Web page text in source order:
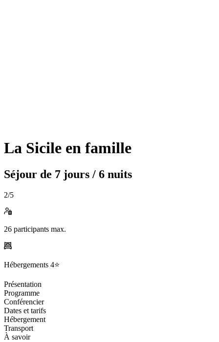
La Sicile en famille
Séjour de 7 jours / 6 nuits
2/5
26 participants max.
Hébergements 4⭐️
Présentation
Programme
Conférencier
Dates et tarifs
Hébergement
Transport
À savoir